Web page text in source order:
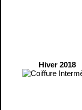
Hiver 2018